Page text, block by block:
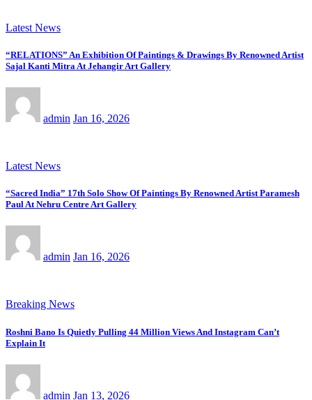
Latest News
“RELATIONS” An Exhibition Of Paintings & Drawings By Renowned Artist
Sajal Kanti Mitra At Jehangir Art Gallery
admin Jan 16, 2026
Latest News
“Sacred India” 17th Solo Show Of Paintings By Renowned Artist Paramesh
Paul At Nehru Centre Art Gallery
admin Jan 16, 2026
Breaking News
Roshni Bano Is Quietly Pulling 44 Million Views And Instagram Can’t
Explain It
admin Jan 13, 2026